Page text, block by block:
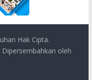
Hak Cipta.
oleh